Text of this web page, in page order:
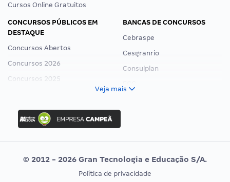
Cursos Online Gratuitos
CONCURSOS PÚBLICOS EM
DESTAQUE
Concursos Abertos
Concursos 2026
Concursos 2025
Concurso Ibama
Concurso MPU
Editais publicados
BANCAS DE CONCURSOS
Cebraspe
Cesgranrio
Consulplan
Vunesp
CONCURSOS POR PROFISSÃO EXAME DE ORDEM
Veja mais
© 2012 - 2026 Gran Tecnologia e Educação S/A.
Política de privacidade